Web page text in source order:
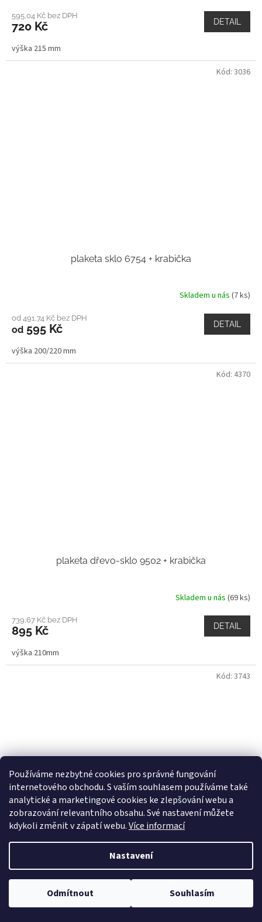
Používáme nezbytné cookies pro správné fungování
internetového obchodu. S vaším souhlasem používáme také
analytické a marketingové cookies ke zlepšování webu a
zobrazování relevantního obsahu. Své nastavení můžete
kdykoli změnit v zápatí webu.Více informací
Nastavení
Odmítnout Souhlasím
595,04 Kč bez DPH
720 Kč DETAIL
výška 215 mm
plaketa sklo 6754 + krabička
Skladem u nás (7 ks)
od 491,74 Kč bez DPH
od 595 Kč DETAIL
výška 200/220 mm
Kód: 3036
plaketa dřevo-sklo 9502 + krabička
Skladem u nás (69 ks)
739,67 Kč bez DPH
895 Kč DETAIL
výška 210mm
Kód: 4370
Skladem u nás
Kód: 3743